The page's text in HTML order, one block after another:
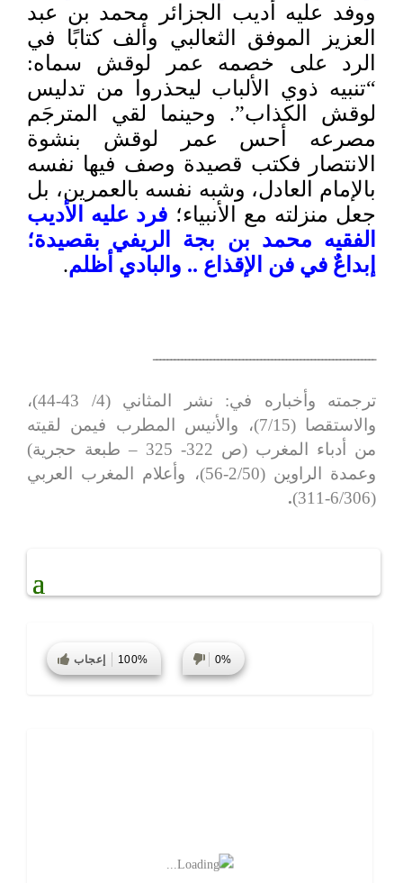
إعجاب 100% 0%
ووفد عليه أديب الجزائر محمد بن عبد
العزيز الموفق الثعالبي وألف كتابًا في
الرد على خصمه عمر لوقش سماه:
“تنبيه ذوي الألباب ليحذروا من تدليس
لوقش الكذاب”. وحينما لقي المترجَم
مصرعه أحس عمر لوقش بنشوة
الانتصار فكتب قصيدة وصف فيها نفسه
بالإمام العادل، وشبه نفسه بالعمرين، بل
جعل منزلته مع الأنبياء؛ فرد عليه الأديب
الفقيه محمد بن بجة الريفي بقصيدة؛
إبداعٌ في فن الإقذاع .. والبادي أظلم.
ــــــــــــــــــــــــــــــــــــــــــــــــــــــــــــــ
ترجمته وأخباره في: نشر المثاني (4/ 43-44)،
والاستقصا (7/15)، والأنيس المطرب فيمن لقيته
من أدباء المغرب (ص 322- 325 – طبعة حجرية)
وعمدة الراوين (2/50-56)، وأعلام المغرب العربي
(6/306-311)
.